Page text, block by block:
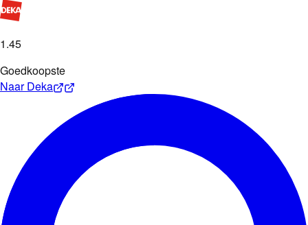
1.45
Goedkoopste
NaarDeka